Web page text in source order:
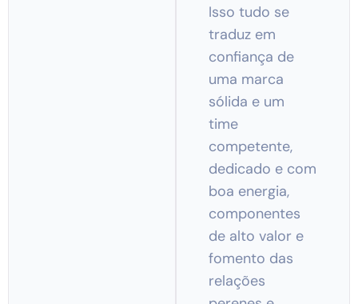
Isso tudo se
traduz em
confiança de
uma marca
sólida e um
time
competente,
dedicado e com
boa energia,
componentes
de alto valor e
fomento das
relações